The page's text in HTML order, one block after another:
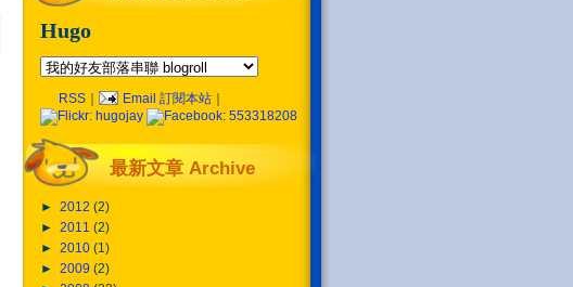
Hugo
RSS Email 訂閱本站
最新文章 Archive
► 2012 (2)
► 2011 (2)
► 2010 (1)
► 2009 (2)